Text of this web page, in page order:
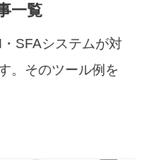
一覧
SFAシステムが対
。そのツール例を